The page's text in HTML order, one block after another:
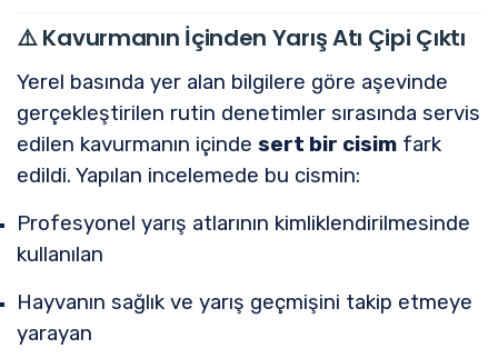
⚠️Kavurmanın İçinden Yarış Atı Çipi Çıktı
Yerel basında yer alan bilgilere göre aşevinde
gerçekleştirilen rutin denetimler sırasında servis
edilen kavurmanın içinde sert bir cisim fark
edildi. Yapılan incelemede bu cismin:
Profesyonel yarış atlarının kimliklendirilmesinde
kullanılan
Hayvanın sağlık ve yarış geçmişini takip etmeye
yarayan